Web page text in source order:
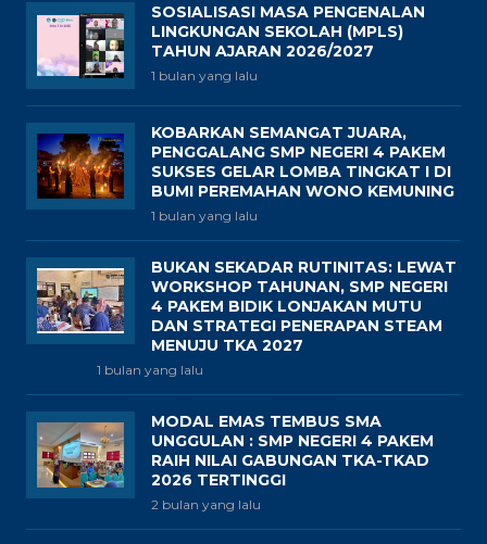
SOSIALISASI MASA PENGENALAN
LINGKUNGAN SEKOLAH (MPLS)
TAHUN AJARAN 2026/2027
1 bulan yang lalu
KOBARKAN SEMANGAT JUARA,
PENGGALANG SMP NEGERI 4 PAKEM
SUKSES GELAR LOMBA TINGKAT I DI
BUMI PEREMAHAN WONO KEMUNING
1 bulan yang lalu
BUKAN SEKADAR RUTINITAS: LEWAT
WORKSHOP TAHUNAN, SMP NEGERI
4 PAKEM BIDIK LONJAKAN MUTU
DAN STRATEGI PENERAPAN STEAM
MENUJU TKA 2027
1 bulan yang lalu
MODAL EMAS TEMBUS SMA
UNGGULAN : SMP NEGERI 4 PAKEM
RAIH NILAI GABUNGAN TKA-TKAD
2026 TERTINGGI
2 bulan yang lalu